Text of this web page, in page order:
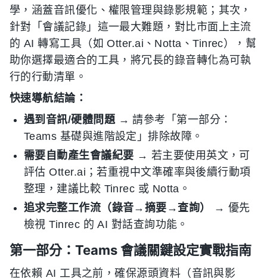
學，涵蓋音訊優化、權限管理與錄影規範；其次，
針對「會議記錄」這一最大難題，對比市面上主流
的 AI 轉寫工具（如 Otter.ai、Notta、Tinrec），幫
助你選擇最適合的工具，將冗長的錄音轉化為可執
行的行動清單。
快速導航結論：
遇到音訊/硬體問題→ 請參考「第一部分：
Teams 基礎與進階設定」排除故障。
需要自動產生會議紀要 → 若主要使用英文，可
評估 Otter.ai；若重視中文準確率與後續行動項
整理，建議比較 Tinrec 或 Notta。
追求完整工作流（錄音→摘要→查詢）
→ 優先
檢視 Tinrec 的 AI 對話查詢功能。
第一部分：Teams 會議關鍵設定實戰指南
在依賴 AI 工具之前，確保源頭資料（音訊與影